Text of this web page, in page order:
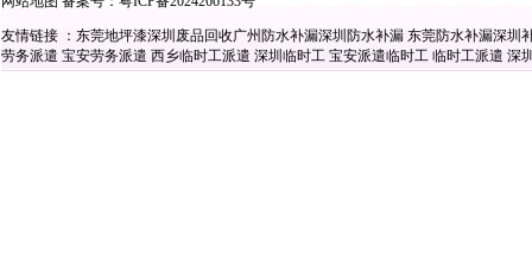
友情链接 ： 东莞地坪漆深圳废品回收广州防水补漏深圳防水补漏 东莞防水补漏深圳
劳务派遣 宝安劳务派遣 西乡临时工派遣 深圳临时工 宝安派遣临时工 临时工派遣 深